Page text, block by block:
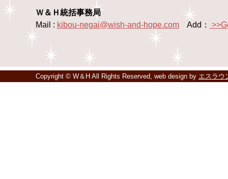
Ｗ＆Ｈ統括事務局
Mail : kibou-negai@wish-and-hope.com Add：
Copyright © W＆H All Rights Reserved, web design by エスラウ